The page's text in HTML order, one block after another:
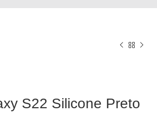
S22 Silicone Preto